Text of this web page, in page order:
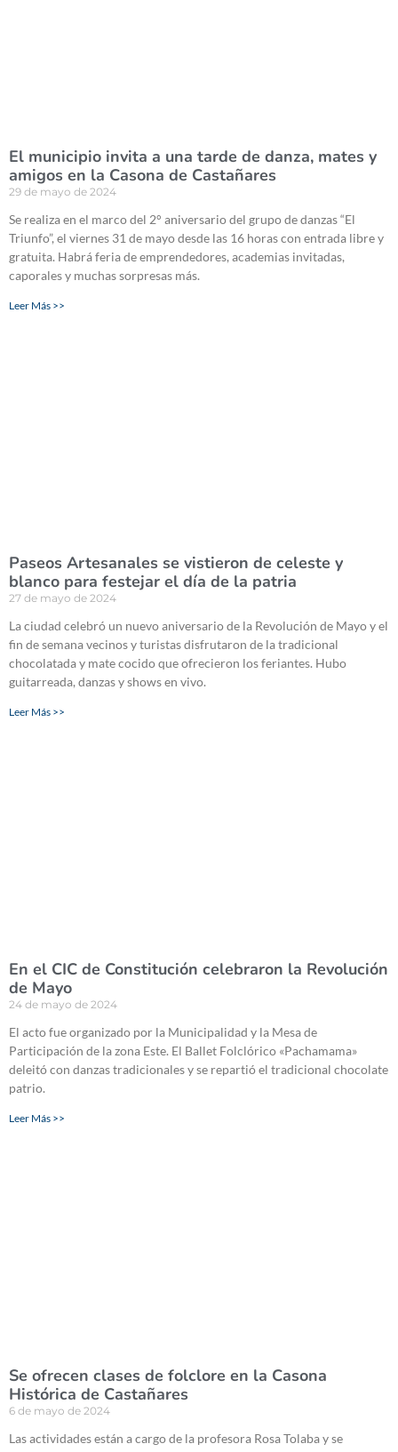
El municipio invita a una tarde de danza, mates y
amigos en la Casona de Castañares
29 de mayo de 2024
Se realiza en el marco del 2° aniversario del grupo de danzas “El
Triunfo”, el viernes 31 de mayo desde las 16 horas con entrada libre y
gratuita. Habrá feria de emprendedores, academias invitadas,
caporales y muchas sorpresas más.
Leer Más >>
Paseos Artesanales se vistieron de celeste y
blanco para festejar el día de la patria
27 de mayo de 2024
La ciudad celebró un nuevo aniversario de la Revolución de Mayo y el
fin de semana vecinos y turistas disfrutaron de la tradicional
chocolatada y mate cocido que ofrecieron los feriantes. Hubo
guitarreada, danzas y shows en vivo.
Leer Más >>
En el CIC de Constitución celebraron la Revolución
de Mayo
24 de mayo de 2024
El acto fue organizado por la Municipalidad y la Mesa de
Participación de la zona Este. El Ballet Folclórico «Pachamama»
deleitó con danzas tradicionales y se repartió el tradicional chocolate
patrio.
Leer Más >>
Se ofrecen clases de folclore en la Casona
Histórica de Castañares
6 de mayo de 2024
Las actividades están a cargo de la profesora Rosa Tolaba y se